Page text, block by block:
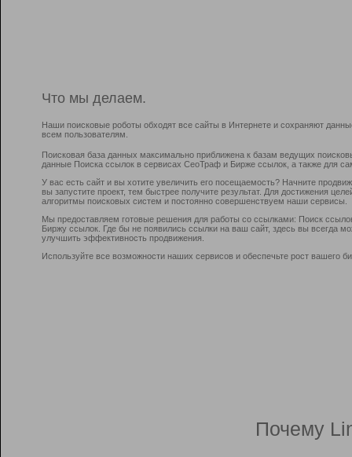
Что мы делаем.
Наши поисковые роботы обходят все сайты в Интернете и сохраняют
всем пользователям.
Поисковая база данных максимально приближена к базам ведущих
данные Поиска ссылок в сервисах СеоТраф и Бирже ссылок, а также для
У вас есть сайт и вы хотите увеличить его посещаемость? Начните
вы запустите проект, тем быстрее получите результат. Для достижения
алгоритмы поисковых систем и постоянно совершенствуем наши сервисы.
Мы предоставляем готовые решения для работы со ссылками: Поиск
Биржу ссылок. Где бы не появились ссылки на ваш сайт, здесь вы всегда
улучшить эффективность продвижения.
Используйте все возможности наших сервисов и обеспечьте рост вашего
Почему